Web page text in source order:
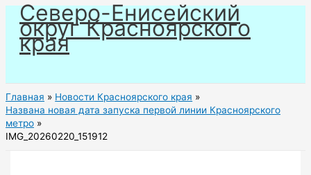
Перейти
содержимому
Северо-Енисейский
округ Красноярского
края
Главная
Новости Красноярского края
Названа новая дата запуска первой линии Красноярского
метро
IMG_20260220_151912